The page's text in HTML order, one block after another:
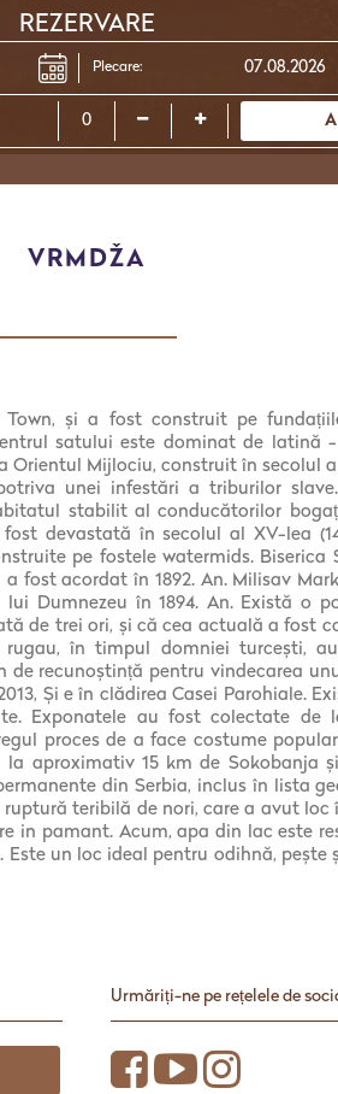
REZERVARE
Plecare:
VRMDŽA
și a fost construit pe
satului este dominat de latină
Orientul Mijlociu, construit în secolul
unei infestări a triburilor
stabilit al conducătorilor
devastată în secolul al XV-lea
pe fostele watermids. Biserica
fost acordat în 1892. An. Milisav
Dumnezeu în 1894. An. Există o
de trei ori, și că cea actuală a fost
în timpul domniei turcești,
recunoștință pentru vindecarea
Și e în clădirea Casei Parohiale.
Exponatele au fost colectate de
proces de a face costume
aproximativ 15 km de Sokobanja
din Serbia, inclus în lista
teribilă de nori, care a avut loc
in pamant. Acum, apa din lac este
un loc ideal pentru odihnă, pește
Urmăriți-ne pe rețelele de